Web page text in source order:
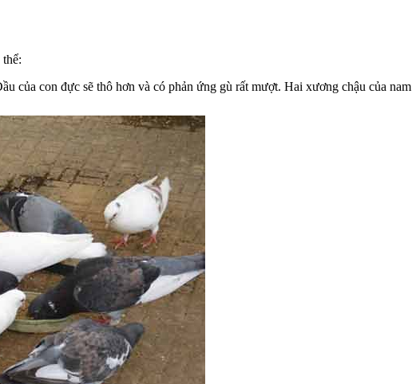
con đực sẽ thô hơn và có phản ứng gù rất mượt. Hai xương chậu của nam